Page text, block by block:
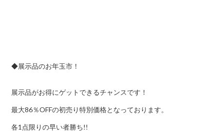
◆展示品のお年玉市！
展示品がお得にゲットできるチャンスです！
最大86％OFFの初売り特別価格となっております。
各1点限りの早い者勝ち!!